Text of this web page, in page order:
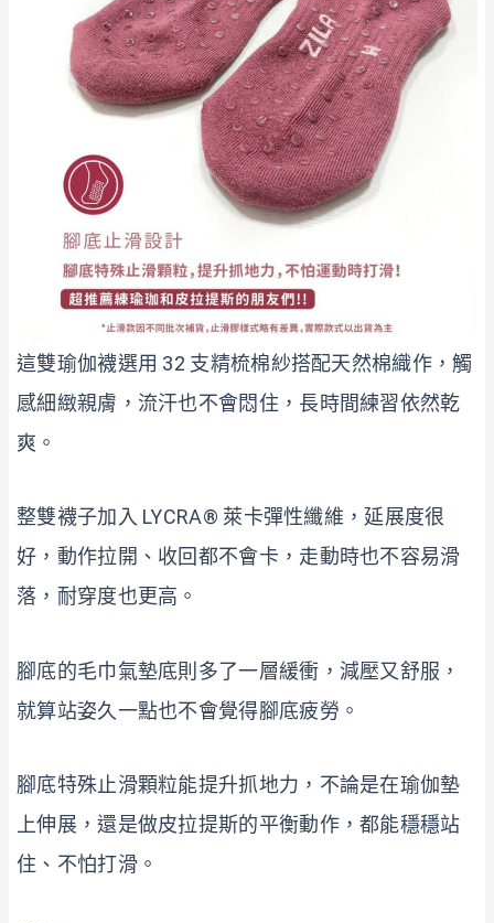
這雙瑜伽襪選用 32 支精梳棉紗搭配天然棉織作，觸
感細緻親膚，流汗也不會悶住，長時間練習依然乾
爽。
整雙襪子加入 LYCRA® 萊卡彈性纖維，延展度很
好，動作拉開、收回都不會卡，走動時也不容易滑
落，耐穿度也更高。
腳底的毛巾氣墊底則多了一層緩衝，減壓又舒服，
就算站姿久一點也不會覺得腳底疲勞。
腳底特殊止滑顆粒能提升抓地力，不論是在瑜伽墊
上伸展，還是做皮拉提斯的平衡動作，都能穩穩站
住、不怕打滑。